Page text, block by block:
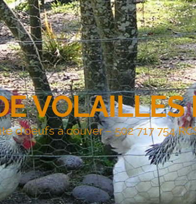
d'oeufs à couver – 502 717 754